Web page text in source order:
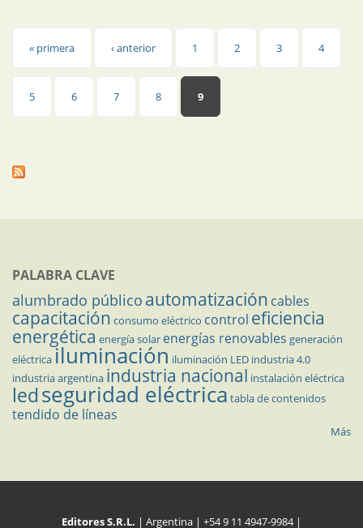
Páginas
« primera ‹ anterior 1 2 3 4
5 6 7 8 9
PALABRA CLAVE
alumbrado público automatización cables
capacitación consumo eléctrico control eficiencia
energética energía solar energías renovables generación
eléctricailuminación iluminación LED industria 4.0
industria argentina industria nacional instalación eléctrica
ledseguridad eléctrica tabla de contenidos
tendido de líneas
Más
Editores S.R.L. | Argentina | +54 9 11 4947-9984 |